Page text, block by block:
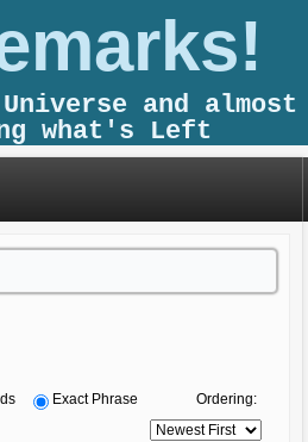
and almost
what's Left
Exact Phrase Ordering: